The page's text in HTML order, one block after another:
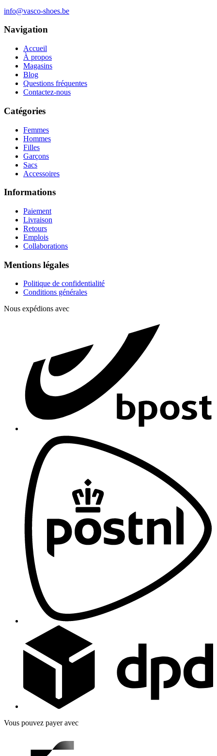
info@vasco-shoes.be
Navigation
Accueil
À propos
Magasins
Blog
Questions fréquentes
Contactez-nous
Catégories
Femmes
Hommes
Filles
Garçons
Sacs
Accessoires
Informations
Paiement
Livraison
Retours
Emplois
Collaborations
Mentions légales
Politique de confidentialité
Conditions générales
Nous expédions avec
Vous pouvez payer avec